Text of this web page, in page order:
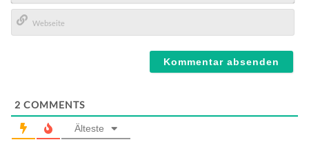
E-
Mail*
2 COMMENTS
Älteste